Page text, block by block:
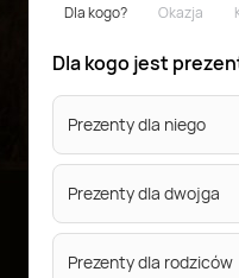
Dla kogo? Okazja
Dla kogo jest
Prezenty dla niego
Prezenty dla dwojga
Prezenty dla rodziców